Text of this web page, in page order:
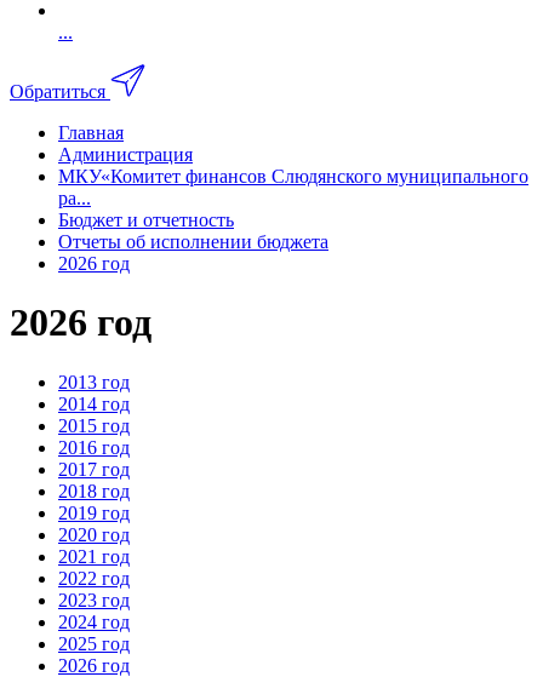
...
Обратиться
Главная
Администрация
МКУ«Комитет финансов Слюдянского муниципального
ра...
Бюджет и отчетность
Отчеты об исполнении бюджета
2026 год
2026 год
2013 год
2014 год
2015 год
2016 год
2017 год
2018 год
2019 год
2020 год
2021 год
2022 год
2023 год
2024 год
2025 год
2026 год